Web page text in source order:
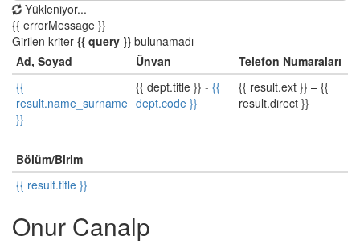
Yükleniyor...
{{ errorMessage }}
Girilen kriter {{ query }} bulunamadı
Ad, Soyad
Ünvan
Telefon Numaraları
{{
result.name_surname
}}
{{ dept.title }} - {{
dept.code }}
{{ result.ext }} – {{
result.direct }}
Bölüm/Birim
{{ result.title }}
Onur Canalp